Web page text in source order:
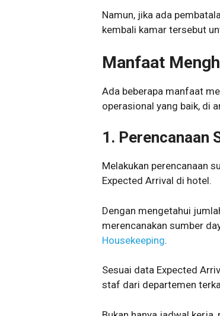
Namun, jika ada
kembali kamar tersebut
Manfaat
Ada beberapa manfaat
operasional yang baik, di
1. Perencanaan
Melakukan perencanaan
Expected Arrival di hotel.
Dengan mengetahui
merencanakan sumber
Housekeeping.
Sesuai data Expected
staf dari departemen